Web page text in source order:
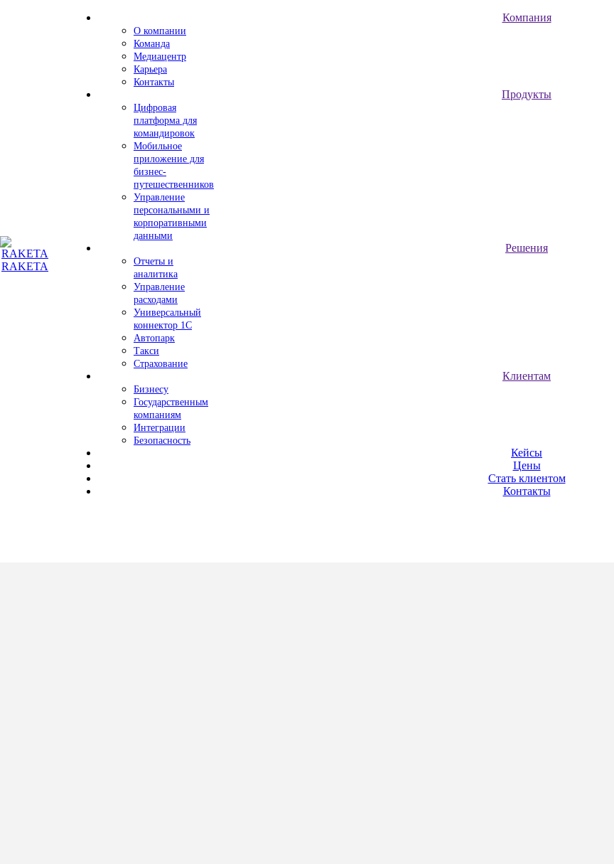
RAKETA
Компания
О компании
Команда
Медиацентр
Карьера
Контакты
Продукты
Цифровая
платформа для
командировок
Мобильное
приложение для
бизнес-
путешественников
Управление
персональными и
корпоративными
данными
Решения
Отчеты и
аналитика
Управление
расходами
Универсальный
коннектор 1С
Автопарк
Такси
Страхование
Клиентам
Бизнесу
Государственным
компаниям
Интеграции
Безопасность
Кейсы
Цены
Стать клиентом
Контакты